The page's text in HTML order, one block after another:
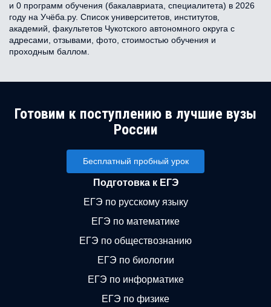
и 0 программ обучения (бакалавриата, специалитета) в 2026
году на Учёба.ру. Список университетов, институтов,
академий, факультетов Чукотского автономного округа с
адресами, отзывами, фото, стоимостью обучения и
проходным баллом.
Готовим к поступлению в лучшие вузы
России
Бесплатный пробный урок
Подготовка к ЕГЭ
ЕГЭ по русскому языку
ЕГЭ по математике
ЕГЭ по обществознанию
ЕГЭ по биологии
ЕГЭ по информатике
ЕГЭ по физике